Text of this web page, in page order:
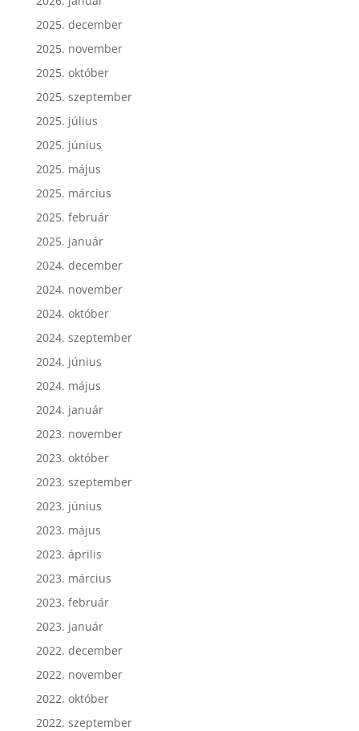
2025. december
2025. november
2025. október
2025. szeptember
2025. július
2025. június
2025. május
2025. március
2025. február
2025. január
2024. december
2024. november
2024. október
2024. szeptember
2024. június
2024. május
2024. január
2023. november
2023. október
2023. szeptember
2023. június
2023. május
2023. április
2023. március
2023. február
2023. január
2022. december
2022. november
2022. október
2022. szeptember